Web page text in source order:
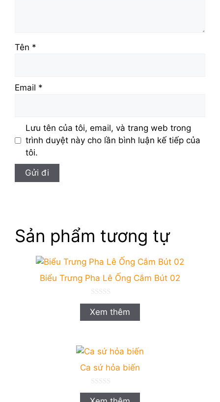
Tên *
Email *
Lưu tên của tôi, email, và trang web trong
trình duyệt này cho lần bình luận kế tiếp của
tôi.
Sản phẩm tương tự
Biểu Trưng Pha Lê Ống Cắm Bút 02
0
n
g
o
Xem thêm
Ca sứ hỏa biến
0
n